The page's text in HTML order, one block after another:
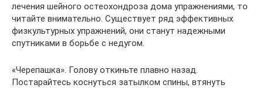
лечения шейного остеохондроза дома упражнениями, то
читайте внимательно. Существует ряд эффективных
физкультурных упражнений, они станут надежными
спутниками в борьбе с недугом.
«Черепашка». Голову откиньте плавно назад.
Постарайтесь коснуться затылком спины, втянуть